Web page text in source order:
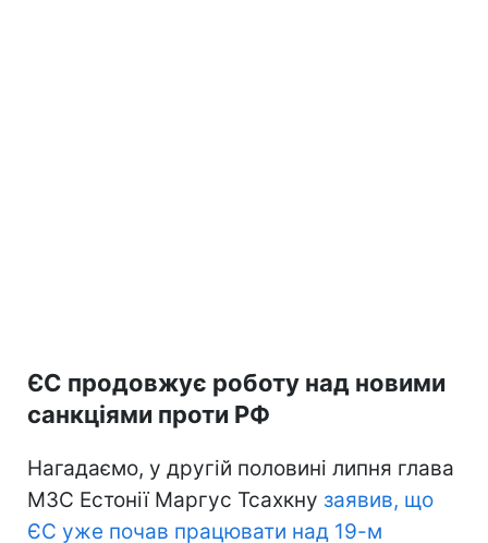
ЄС продовжує роботу над новими
санкціями проти РФ
Нагадаємо, у другій половині липня глава
МЗС Естонії Маргус Тсахкну заявив, що
ЄС уже почав працювати над 19-м